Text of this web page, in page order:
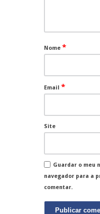
Nome *
Email *
Site
Guardar o meu
navegador para a
comentar.